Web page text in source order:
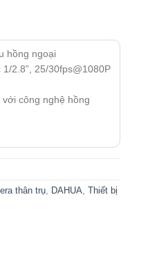
hồng ngoại
2.8”, 25/30fps@1080P
công nghệ hồng
thân trụ, DAHUA,Thiết bị